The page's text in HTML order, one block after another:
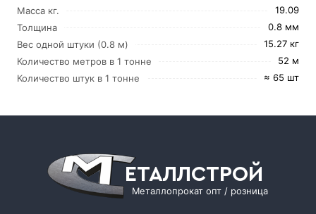
Масса кг.
19.09
Толщина
0.8 мм
Вес одной штуки (0.8 м)
15.27 кг
Количество метров в 1 тонне
52 м
Количество штук в 1 тонне
≈ 65 шт
ЕТАЛЛСТРОЙ
Металлопрокат опт / розница